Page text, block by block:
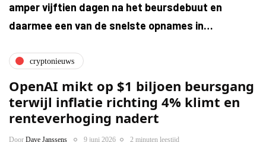
amper vijftien dagen na het beursdebuut en
daarmee een van de snelste opnames in…
cryptonieuws
OpenAI mikt op $1 biljoen beursgang
terwijl inflatie richting 4% klimt en
renteverhoging nadert
Door Dave Janssens 9 juni 2026 2 minuten leestijd